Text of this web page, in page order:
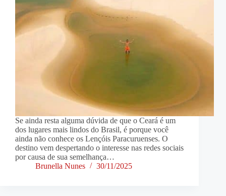
Se ainda resta alguma dúvida de que o Ceará é um
dos lugares mais lindos do Brasil, é porque você
ainda não conhece os Lençóis Paracuruenses. O
destino vem despertando o interesse nas redes sociais
por causa de sua semelhança…
Brunella Nunes
30/11/2025